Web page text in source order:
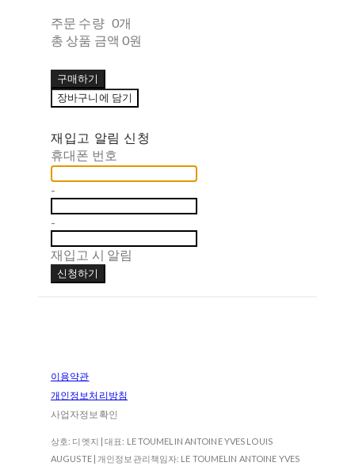
주문 수량 0개
총 상품 금액 0원
구매하기
장바구니에 담기
재입고 알림 신청
휴대폰 번호
-
-
재입고 시 알림
신청하기
이용약관
개인정보처리방침
사업자정보확인
상호: 디엣지 | 대표: LE TOUMELIN ANTOINE YVES LOUIS
AUGUSTE | 개인정보관리책임자: LE TOUMELIN ANTOINE YVES